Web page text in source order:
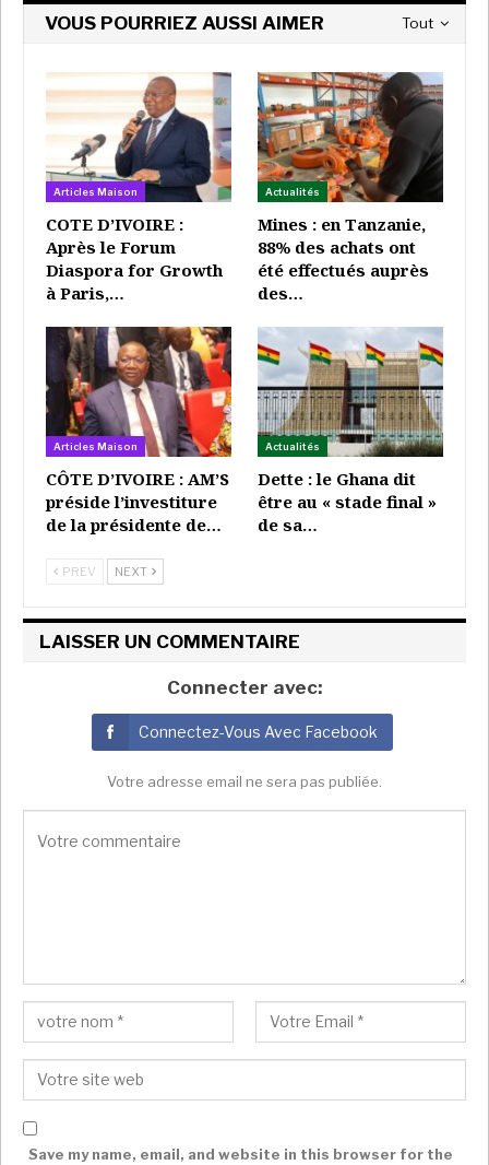
raison de cette interview non autorisée, et Dennia
Gayle a été rappelée à New York. Hier mardi, la porte-
parole du chef du gouvernement éthiopien a twitté
que cette décision était préoccupante. Un peu plus
tard, une pétition demandant la réinstallation des
deux femmes à leurs postes avait déjà récolté 5.000
signatures en quelques heures seulement.
Afrika Stratégies France avec RFI Afrique
Tout
VOUS POURRIEZ AUSSI AIMER
Articles Maison
COTE D’IVOIRE :
Après le Forum
Diaspora for Growth
à Paris,…
Actualités
Mines : en Tanzanie,
88% des achats ont
été effectués auprès
des…
Articles Maison
CÔTE D’IVOIRE : AM’S
préside l’investiture
de la présidente de…
Actualités
Dette : le Ghana dit
être au « stade final »
de sa…
PREV NEXT
LAISSER UN COMMENTAIRE
Connecter avec:
Connectez-Vous Avec Facebook
Votre adresse email ne sera pas publiée.
Save my name, email, and website in this browser for the